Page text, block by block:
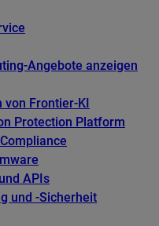
Angebote anzeigen
Frontier-KI
Protection Platform
APIs
und -Sicherheit